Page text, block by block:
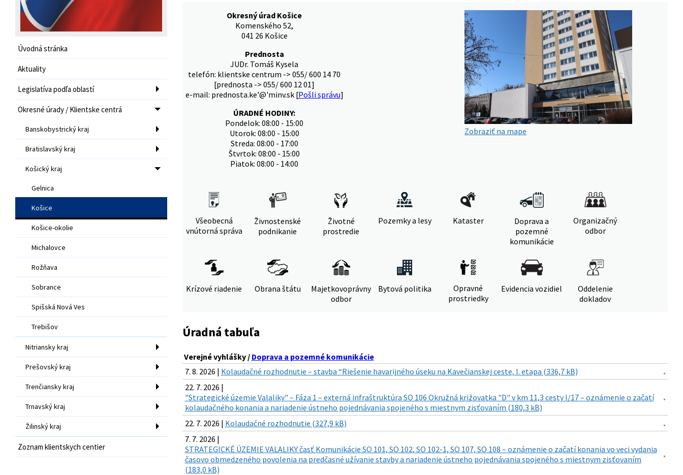
Úvodná stránka
Aktuality
Legislatíva podľa oblastí
Okresné úrady / Klientske centrá
Banskobystrický kraj
Bratislavský kraj
Košický kraj
Gelnica
Košice
Košice-okolie
Michalovce
Rožňava
Sobrance
Spišská Nová Ves
Trebišov
Nitriansky kraj
Prešovský kraj
Trenčiansky kraj
Trnavský kraj
Žilinský kraj
Zoznam klientskych centier
Okresný úrad Košice
Komenského 52,
041 26 Košice
Prednosta
JUDr. Tomáš Kysela
telefón: klientske centrum -> 055/ 600 14 70
[prednosta -> 055/ 600 12 01]
e-mail: prednosta.ke'@'minv.sk [Pošli správu]
ÚRADNÉ HODINY:
Pondelok: 08:00 - 15:00
Utorok: 08:00 - 15:00
Streda: 08:00 - 17:00
Štvrtok: 08:00 - 15:00
Piatok: 08:00 - 14:00
Zobraziť na mape
Všeobecná
vnútorná správa
Živnostenské
podnikanie
Životné
prostredie
Pozemky a lesy Kataster
Doprava a
pozemné
komunikácie
Organizačný
odbor
Krízové riadenie Obrana štátu
Majetkovoprávny
odbor
Bytová politika
Opravné
prostriedky
Evidencia vozidiel
Oddelenie
dokladov
Úradná tabuľa
Verejné vyhlášky / Doprava a pozemné komunikácie
7. 8. 2026 | Kolaudačné rozhodnutie – stavba “Riešenie havarijného úseku na Kavečianskej ceste, I. etapa (336,7 kB)
22. 7. 2026 |
"Strategické územie Valaliky" – Fáza 1 – externá infraštruktúra SO 106 Okružná križovatka "D" v km 11,3 cesty I/17 – oznámenie o začatí
kolaudačného konania a nariadenie ústneho pojednávania spojeného s miestnym zisťovaním (180,3 kB)
22. 7. 2026 | Kolaudačné rozhodnutie (327,9 kB)
7. 7. 2026 |
STRATEGICKÉ ÚZEMIE VALALIKY časť Komunikácie SO 101, SO 102, SO 102-1, SO 107, SO 108 – oznámenie o začatí konania vo veci vydania
časovo obmedzeného povolenia na predčasné užívanie stavby a nariadenie ústneho pojednávania spojeného s miestnym zisťovaním
(183,0 kB)